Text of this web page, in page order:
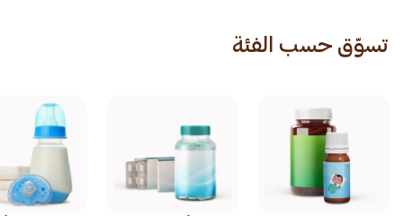
تسوّق حسب الفئة